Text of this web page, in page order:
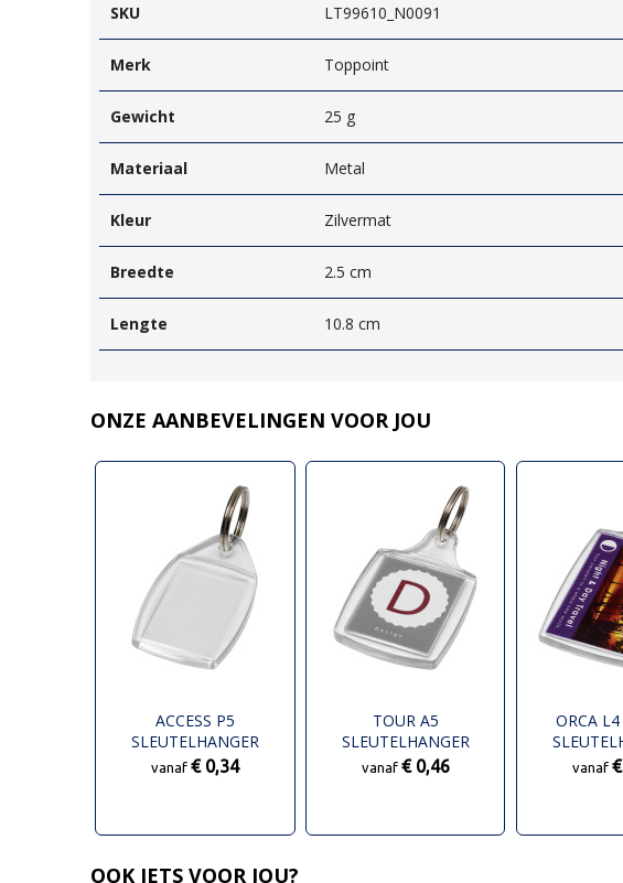
SKU LT99610_N0091
Merk Toppoint
Gewicht 25 g
Materiaal Metal
Kleur Zilvermat
Breedte 2.5 cm
Lengte 10.8 cm
ONZE AANBEVELINGEN VOOR JOU
ACCESS P5
SLEUTELHANGER
vanaf € 0,34
TOUR A5
SLEUTELHANGER
vanaf € 0,46
ORCA
vanaf
OOK IETS VOOR JOU?